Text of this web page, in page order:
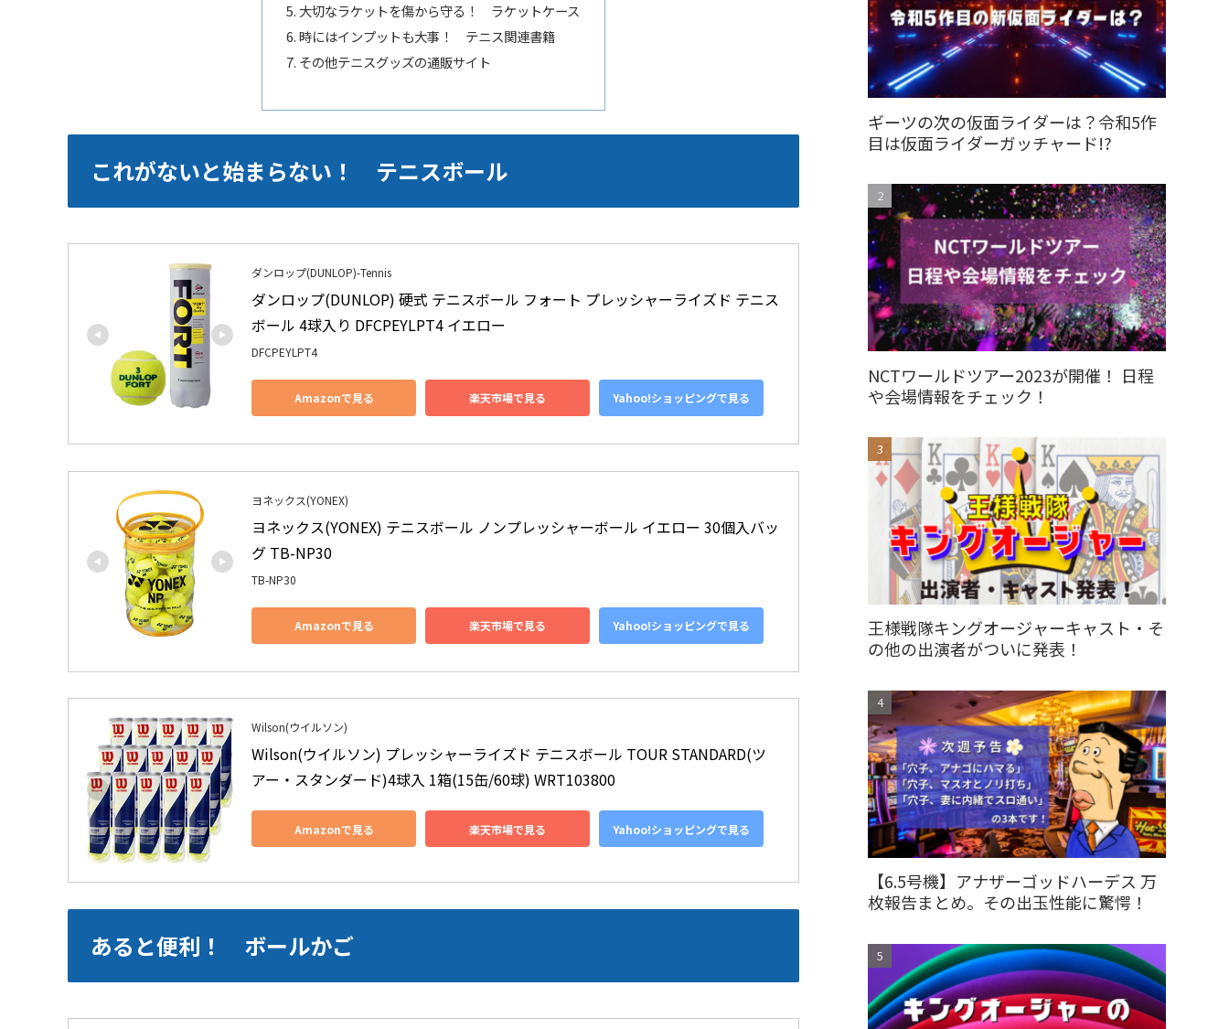
大切なラケットを傷から守る！ ラケットケース
時にはインプットも大事！ テニス関連書籍
その他テニスグッズの通販サイト
これがないと始まらない！ テニスボール
ダンロップ(DUNLOP)-Tennis
ダンロップ(DUNLOP) 硬式 テニスボール フォート プレッシャーライズド テニス
ボール 4球入り DFCPEYLPT4 イエロー
DFCPEYLPT4
Amazonで見る 楽天市場で見る Yahoo!ショッピングで見る
ヨネックス(YONEX)
ヨネックス(YONEX) テニスボール ノンプレッシャーボール イエロー 30個入バッ
グ TB-NP30
TB-NP30
Amazonで見る 楽天市場で見る Yahoo!ショッピングで見る
Wilson(ウイルソン)
Wilson(ウイルソン) プレッシャーライズド テニスボール TOUR STANDARD(ツ
アー・スタンダード)4球入 1箱(15缶/60球) WRT103800
Amazonで見る 楽天市場で見る Yahoo!ショッピングで見る
あると便利！ ボールかご
ギーツの次の仮面ライダーは？令和5作
目は仮面ライダーガッチャード!?
NCTワールドツアー2023が開催！ 日程
や会場情報をチェック！
王様戦隊キングオージャーキャスト・そ
の他の出演者がついに発表！
【6.5号機】アナザーゴッドハーデス 万
枚報告まとめ。その出玉性能に驚愕！